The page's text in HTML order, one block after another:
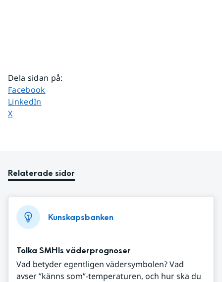
Dela sidan på:
Dela sidan på
Facebook
Dela sidan på
LinkedIn
Dela sidan på
X
Relaterade sidor
Kunskapsbanken
Tolka SMHIs väderprognoser
Vad betyder egentligen vädersymbolen? Vad
avser ”känns som”-temperaturen, och hur ska du